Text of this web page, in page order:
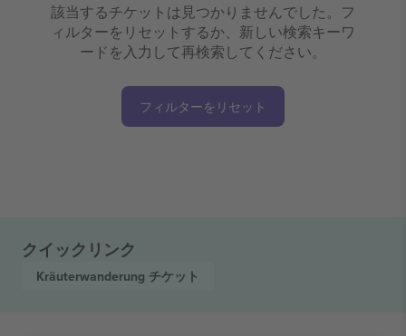
該当するチケットは見つかりませんでした。フ
ィルターをリセットするか、新しい検索キーワ
ードを入力して再検索してください。
フィルターをリセット
クイックリンク
Kräuterwanderung チケット